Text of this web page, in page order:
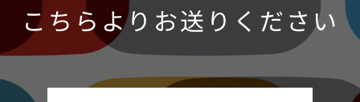
こちらよりお送りください